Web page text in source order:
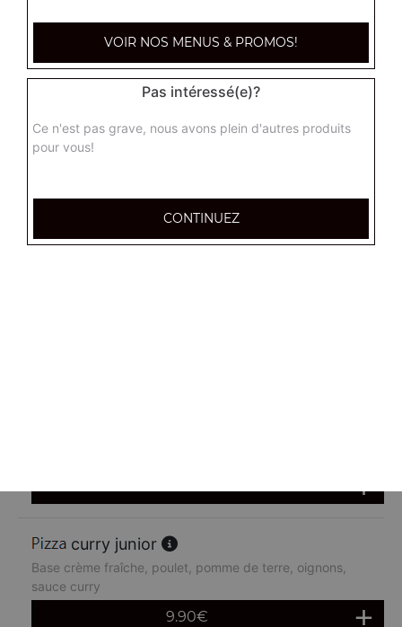
paysanne junior
Base crème fraîche, lardons, pommes de terre, oignons,
oeuf
Base crème fraîche, chorizo, raclette, pomme de terre,
9.90€
curry junior
Base crème fraîche, poulet, pomme de terre, oignons,
sauce curry
9.90€
VOIR NOS MENUS & PROMOS!
Pas intéressé(e)?
Ce n'est pas grave, nous avons plein d'autres produits
pour vous!
CONTINUEZ